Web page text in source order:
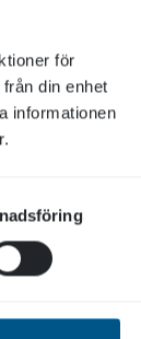
för
din enhet
informationen